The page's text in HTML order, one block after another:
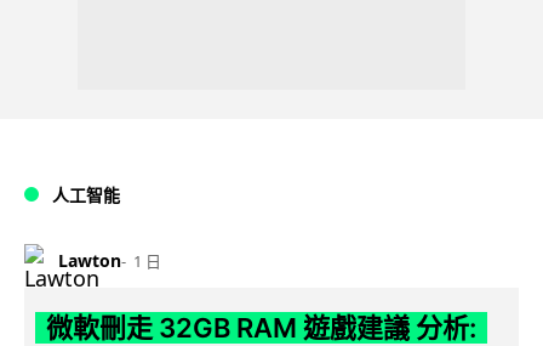
人工智能
Lawton 1 日
微軟刪走 32GB RAM 遊戲建議 分析: